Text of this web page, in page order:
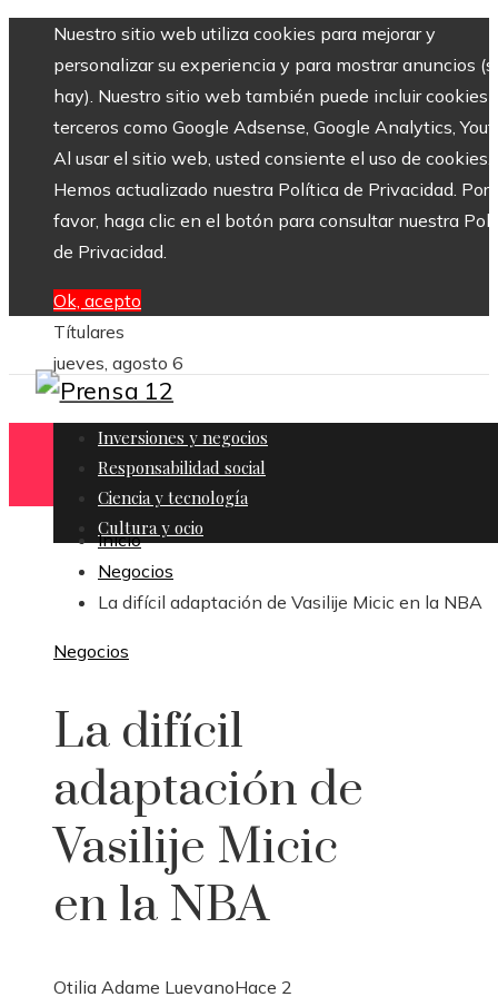
Nuestro sitio web utiliza cookies para mejorar y
personalizar su experiencia y para mostrar anuncios
hay). Nuestro sitio web también puede incluir cookies
terceros como Google Adsense, Google Analytics,
Al usar el sitio web, usted consiente el uso de cookies.
Hemos actualizado nuestra Política de Privacidad. Por
favor, haga clic en el botón para consultar nuestra
de Privacidad.
Ok, acepto
Títulares
jueves, agosto 6
Inversiones y negocios
Responsabilidad social
Ciencia y tecnología
Cultura y ocio
Inicio
Negocios
La difícil adaptación de Vasilije Micic en la NBA
Negocios
La difícil
adaptación de
Vasilije Micic
en la NBA
Otilia Adame LuevanoHace 2